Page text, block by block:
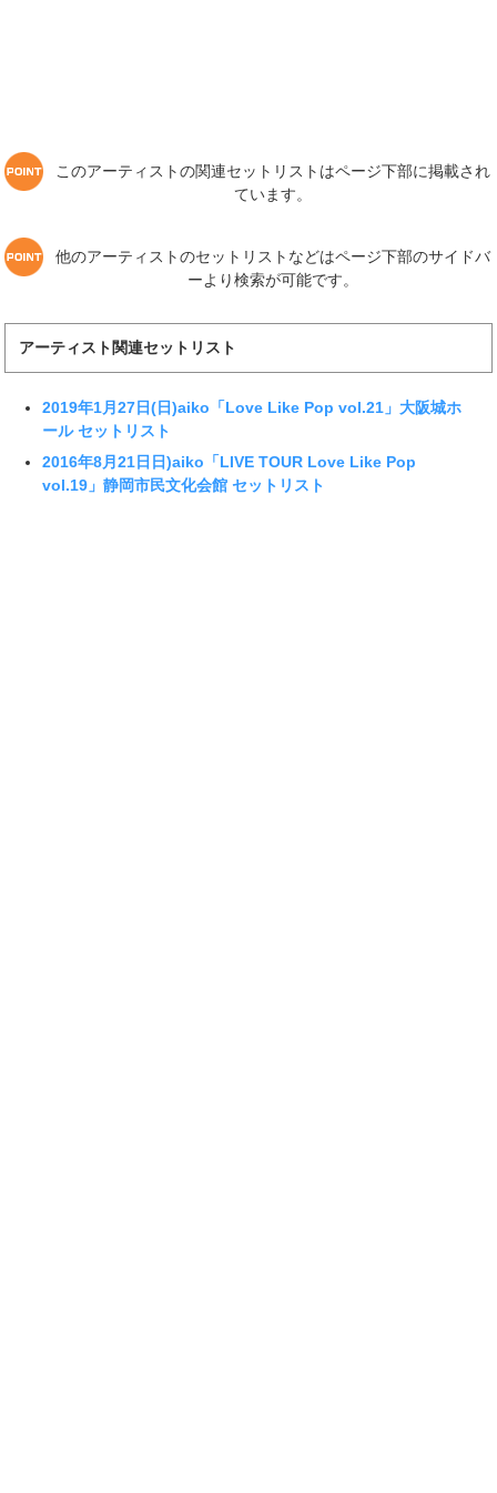
このアーティストの関連セットリストはページ下部に掲載され
ています。
他のアーティストのセットリストなどはページ下部のサイドバ
ーより検索が可能です。
アーティスト関連セットリスト
2019年1月27日(日)aiko「Love Like Pop vol.21」大阪城ホ
ール セットリスト
2016年8月21日日)aiko「LIVE TOUR Love Like Pop
vol.19」静岡市民文化会館 セットリスト